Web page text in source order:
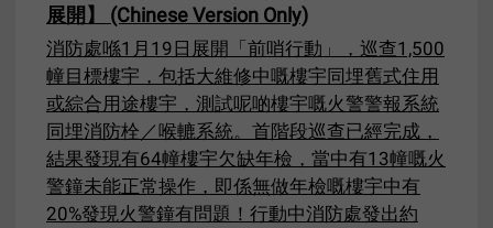
展開】 (Chinese Version Only)
消防處喺1月19日展開「前哨行動」，巡查1,500
幢目標樓宇，包括大維修中嘅樓宇同埋舊式住用
或綜合用途樓宇，測試呢啲樓宇嘅火警警報系統
同埋消防栓／喉轆系統。首階段巡查已經完成，
結果發現有64幢樓宇欠缺年檢，當中有13幢嘅火
警鐘未能正常操作，即係無做年檢嘅樓宇中有
20%發現火警鐘有問題！行動中消防處發出約